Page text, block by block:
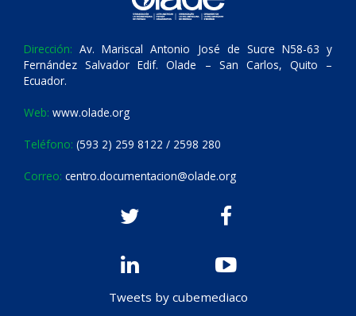
Dirección: Av. Mariscal Antonio José de Sucre N58-63 y
Fernández Salvador Edif. Olade – San Carlos, Quito –
Ecuador.
Web: www.olade.org
Teléfono: (593 2) 259 8122 / 2598 280
Correo: centro.documentacion@olade.org
Tweets by cubemediaco